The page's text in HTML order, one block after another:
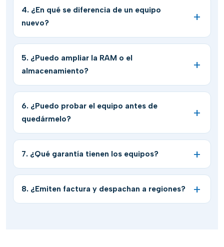
4. ¿En qué se diferencia de un equipo
nuevo?
5. ¿Puedo ampliar la RAM o el
almacenamiento?
6. ¿Puedo probar el equipo antes de
quedármelo?
7. ¿Qué garantía tienen los equipos?
8. ¿Emiten factura y despachan a regiones?